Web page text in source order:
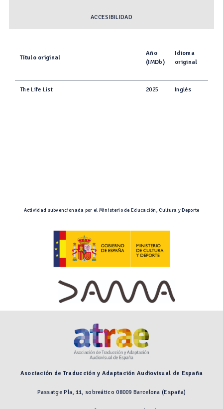
ACCESIBILIDAD
Título original
Año
(IMDb)
Idioma
original
The Life List 2025 Inglés
Actividad subvencionada por el Ministerio de Educación, Cultura y Deporte
Asociación de Traducción y Adaptación Audiovisual de España
Passatge Pla, 11, sobreático 08009 Barcelona (España)